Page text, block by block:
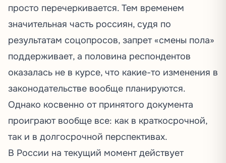
просто перечеркивается. Тем временем
значительная часть россиян, судя по
результатам соцопросов, запрет «смены пола»
поддерживает, а половина респондентов
оказалась не в курсе, что какие-то изменения в
законодательстве вообще планируются.
Однако косвенно от принятого документа
проиграют вообще все: как в краткосрочной,
так и в долгосрочной перспективах.
В России на текущий момент действует